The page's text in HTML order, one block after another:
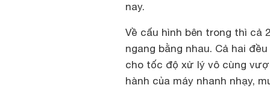
nay.
Về cấu hình bên trong thì cả
ngang bằng nhau. Cả hai
cho tốc độ xử lý vô cùng
hành của máy nhanh nhạy,